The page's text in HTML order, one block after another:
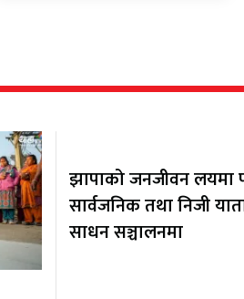
झापाको जनजीवन लयमा
सार्वजनिक तथा निजी
साधन सञ्चालनमा